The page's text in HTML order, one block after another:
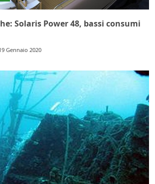
Solaris Power 48, bassi consumi
Gennaio 2020